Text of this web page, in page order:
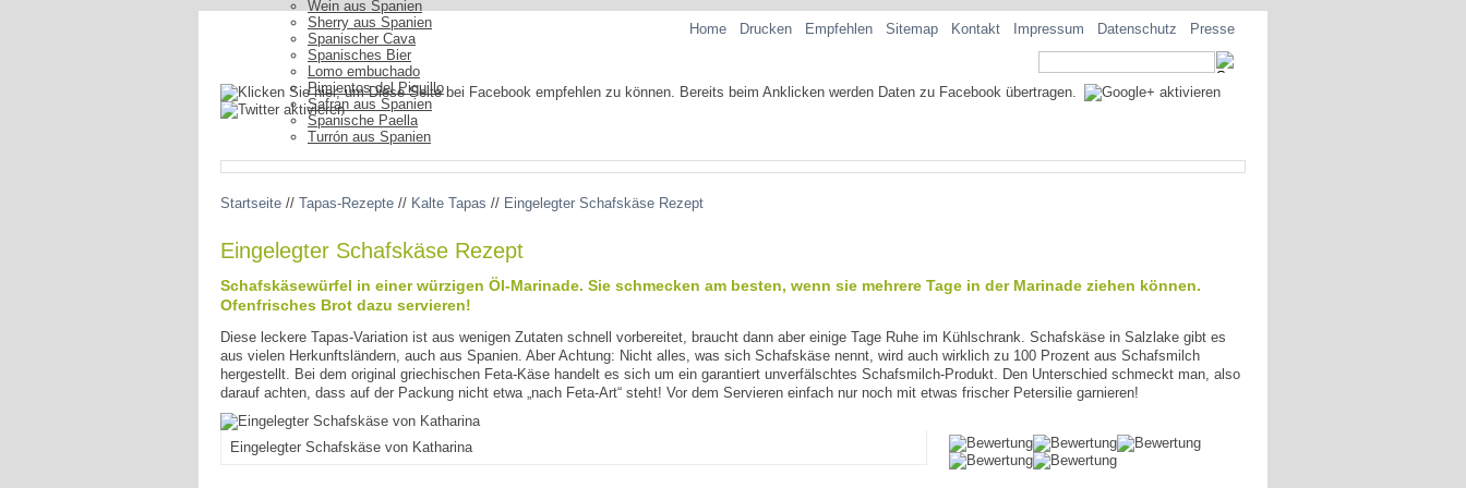
Home Drucken Empfehlen Sitemap Kontakt Impressum Datenschutz Presse
Wein aus Spanien
Sherry aus Spanien
Spanischer Cava
Spanisches Bier
Lomo embuchado
Pimientos del Piquillo
Safran aus Spanien
Spanische Paella
Turrón aus Spanien
Startseite // Tapas-Rezepte // Kalte Tapas // Eingelegter Schafskäse Rezept
Eingelegter Schafskäse Rezept
Schafskäsewürfel in einer würzigen Öl-Marinade. Sie schmecken am besten, wenn sie mehrere Tage in der Marinade ziehen können.
Ofenfrisches Brot dazu servieren!
Diese leckere Tapas-Variation ist aus wenigen Zutaten schnell vorbereitet, braucht dann aber einige Tage Ruhe im Kühlschrank. Schafskäse in Salzlake gibt es
aus vielen Herkunftsländern, auch aus Spanien. Aber Achtung: Nicht alles, was sich Schafskäse nennt, wird auch wirklich zu 100 Prozent aus Schafsmilch
hergestellt. Bei dem original griechischen Feta-Käse handelt es sich um ein garantiert unverfälschtes Schafsmilch-Produkt. Den Unterschied schmeckt man, also
darauf achten, dass auf der Packung nicht etwa „nach Feta-Art“ steht! Vor dem Servieren einfach nur noch mit etwas frischer Petersilie garnieren!
Eingelegter Schafskäse von Katharina